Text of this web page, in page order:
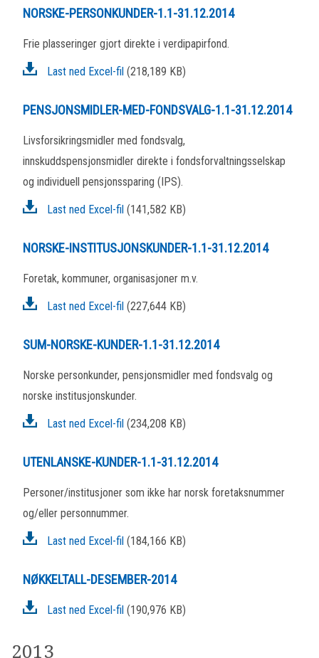
NORSKE-PERSONKUNDER-1.1-31.12.2014
Frie plasseringer gjort direkte i verdipapirfond.
Last ned Excel-fil (218,189 KB)
PENSJONSMIDLER-MED-FONDSVALG-1.1-31.12.2014
Livsforsikringsmidler med fondsvalg,
innskuddspensjonsmidler direkte i fondsforvaltningsselskap
og individuell pensjonssparing (IPS).
Last ned Excel-fil (141,582 KB)
NORSKE-INSTITUSJONSKUNDER-1.1-31.12.2014
Foretak, kommuner, organisasjoner m.v.
Last ned Excel-fil (227,644 KB)
SUM-NORSKE-KUNDER-1.1-31.12.2014
Norske personkunder, pensjonsmidler med fondsvalg og
norske institusjonskunder.
Last ned Excel-fil (234,208 KB)
UTENLANSKE-KUNDER-1.1-31.12.2014
Personer/institusjoner som ikke har norsk foretaksnummer
og/eller personnummer.
Last ned Excel-fil (184,166 KB)
NØKKELTALL-DESEMBER-2014
Last ned Excel-fil (190,976 KB)
2013